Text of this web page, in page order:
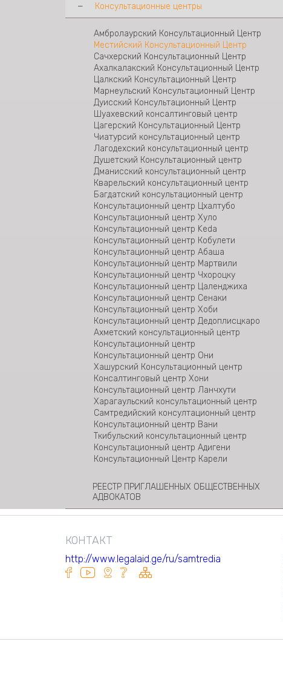
Тбилисское Бюро Юридической Помощи
Бюро Юридической Помощи Мцхета
Бюро Юридической Помощи Телави
Бюро Юридической ПомощиСигнаги
Бюро Юридической Помощи Рустави
Бюро Юридической Помощи Шида Картли
Бюро Юридической Помощи Ахалцихе
Бюро Юридической Помощи Зестафони
Бюро Юридической Помощи Кутаиси
Бюро Юридической Помощи Самегрело-
Зугдиди
Бюро Юридической Помощи Поти
Бюро Юридической Помощи Батуми
Озургетское бьюро юридической помощи
Бюро юридической помощи Гурджаани
Консультационный центр Рухи открылся
около зоны конфликта
Консультационный центр Тианети
Бюро по специализированным делам
Консультационный центр Гардабани
Консультационый центр Тетрицкаро
Бюро юридической помощи Болниси
Бюро по особым делам Восточной Грузии
Бюро по особым делам Западной Грузии
Консультационные центры
Амбролаурский Консультационный Центр
Местийский Консультационный Центр
Сачхерский Консультационный Центр
Ахалкалакский Консультационный Центр
Цалкский Консультационный Центр
Марнеульский Консультационный Центр
Дуисский Консультационный Центр
Шуахевский консалтинговый центр
Цагерский Консультационный Центр
Чиатурсий консультационный центр
Лагодехский консультационный центр
Душетский Консультационный центр
Дманисский консультационный центр
Кварельский консультационный центр
Багдатский консультационный центр
Консультационный центр Цхалтубо
Консультационный центр Хуло
Консультационный центр Keda
Консультационный центр Кобулети
Консультационный центр Абаша
Консультационный центр Мартвили
Консультационный центр Чхороцку
Консультационный центр Цаленджиха
Консультационный центр Сенаки
Консультационный центр Хоби
Консультационный центр Дедоплисцкаро
Ахметский консультационный центр
Консультационный центр
Консультационный центр Они
Хашурский Консультационный центр
Консалтинговый центр Хони
Консультационный центр Ланчхути
Харагаульский консультационный центр
Самтредийский консултационный центр
Консультационный центр Вани
Ткибульский консультационный центр
Консультационный центр Адигени
Консультационный Центр Карели
РЕЕСТР ПРИГЛАШЕННЫХ ОБЩЕСТВЕННЫХ
АДВОКАТОВ
КОНТАКТ
http://www.legalaid.ge/ru/samtredia